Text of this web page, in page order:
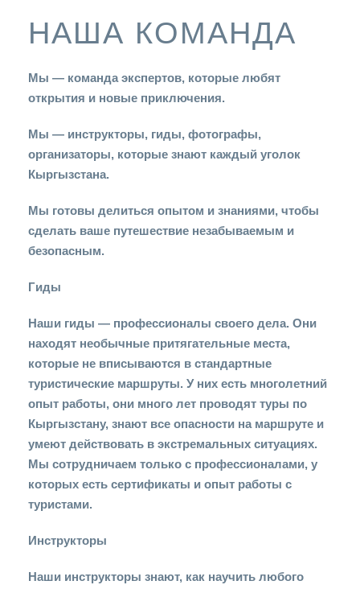
НАША КОМАНДА
Мы — команда экспертов, которые любят
открытия и новые приключения.
Мы — инструкторы, гиды, фотографы,
организаторы, которые знают каждый уголок
Кыргызстана.
Мы готовы делиться опытом и знаниями, чтобы
сделать ваше путешествие незабываемым и
безопасным.
Гиды
Наши гиды — профессионалы своего дела. Они
находят необычные притягательные места,
которые не вписываются в стандартные
туристические маршруты. У них есть многолетний
опыт работы, они много лет проводят туры по
Кыргызстану, знают все опасности на маршруте и
умеют действовать в экстремальных ситуациях.
Мы сотрудничаем только с профессионалами, у
которых есть сертификаты и опыт работы с
туристами.
Инструкторы
Наши инструкторы знают, как научить любого